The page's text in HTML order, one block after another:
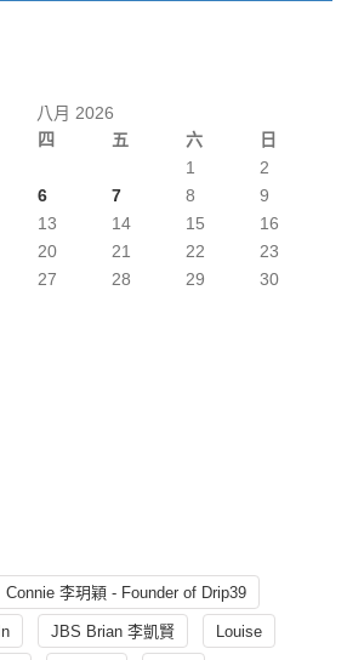
八月 2026
四 五 六 日
1
2
6 7 8
9
13 14 15
16
20 21 22
23
27 28 29
30
Connie 李玥穎 - Founder of Drip39
In JBS Brian 李凱賢 Louise